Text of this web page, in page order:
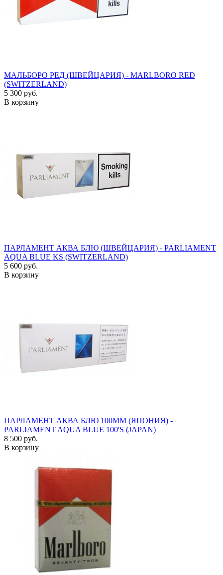
МАЛЬБОРО РЕД (ШВЕЙЦАРИЯ) - MARLBORO RED
(SWITZERLAND)
5 300 руб.
В корзину
ПАРЛАМЕНТ АКВА БЛЮ (ШВЕЙЦАРИЯ) - PARLIAMENT
AQUA BLUE KS (SWITZERLAND)
5 600 руб.
В корзину
ПАРЛАМЕНТ АКВА БЛЮ 100ММ (ЯПОНИЯ) -
PARLIAMENT AQUA BLUE 100'S (JAPAN)
8 500 руб.
В корзину